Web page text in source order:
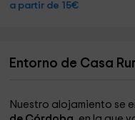
a partir de 15€
Entorno de Casa
Nuestro alojamiento se